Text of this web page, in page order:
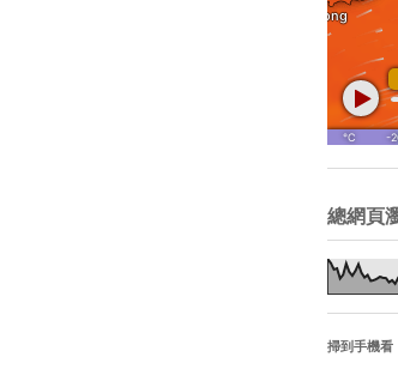
總網頁
掃到手機看